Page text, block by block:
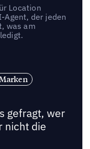
Location
Agent, der jeden
was am
gefragt, wer
nicht die